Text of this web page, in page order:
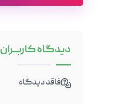
دیدگاهکاربـــران
فاقد دیدگاه